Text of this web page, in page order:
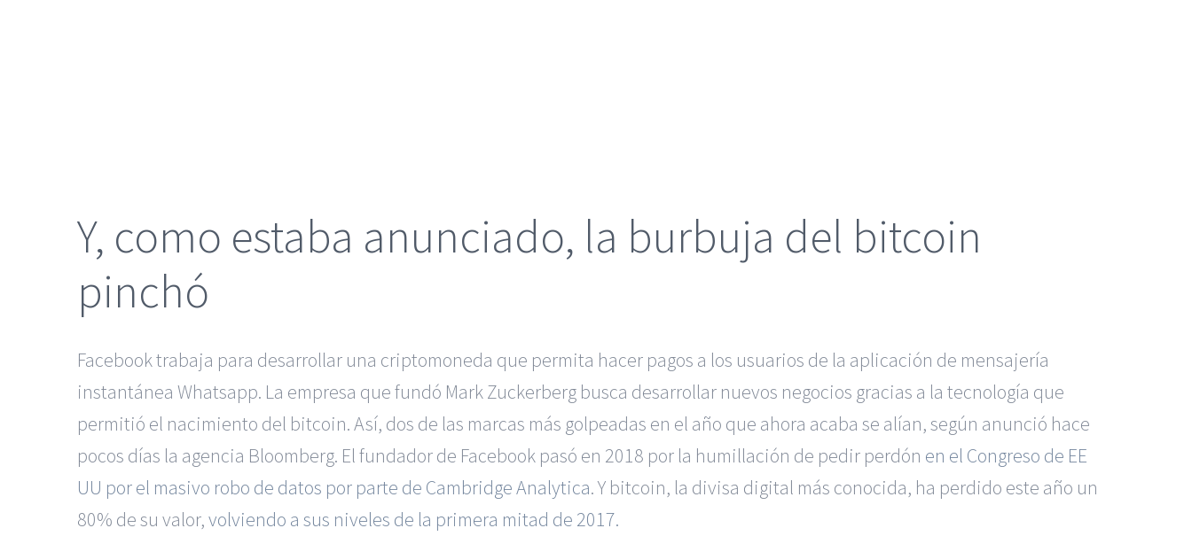
Y, como estaba anunciado, la burbuja del bitcoin
pinchó
Facebook trabaja para desarrollar una criptomoneda que permita hacer pagos a los usuarios de la aplicación de mensajería
instantánea Whatsapp. La empresa que fundó Mark Zuckerberg busca desarrollar nuevos negocios gracias a la tecnología que
permitió el nacimiento del bitcoin. Así, dos de las marcas más golpeadas en el año que ahora acaba se alían, según anunció hace
pocos días la agencia Bloomberg. El fundador de Facebook pasó en 2018 por la humillación de pedir perdón en el Congreso de EE
UU por el masivo robo de datos por parte de Cambridge Analytica. Y bitcoin, la divisa digital más conocida, ha perdido este año un
80% de su valor,volviendo a sus niveles de la primera mitad de 2017.